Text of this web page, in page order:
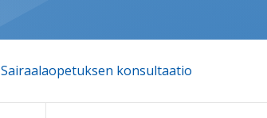
Sairaalaopetuksen konsultaatio